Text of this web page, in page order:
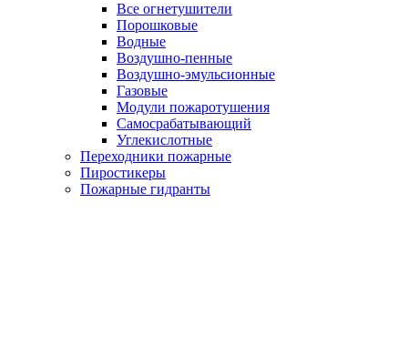
Все огнетушители
Порошковые
Водные
Воздушно-пенные
Воздушно-эмульсионные
Газовые
Модули пожаротушения
Самосрабатывающий
Углекислотные
Переходники пожарные
Пиростикеры
Пожарные гидранты